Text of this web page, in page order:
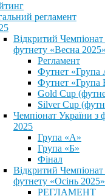
регламент
Відкритий Чемпіонат
футнету «Весна 2025»
Регламент
Футнет «Група
Футнет «Група
Gold Cup
Silver Cup
Чемпіонат України з
2025
Група «А»
Група «Б»
Фінал
Відкритий Чемпіонат
футнету «Осінь 2025»
РЕГЛАМЕНТ